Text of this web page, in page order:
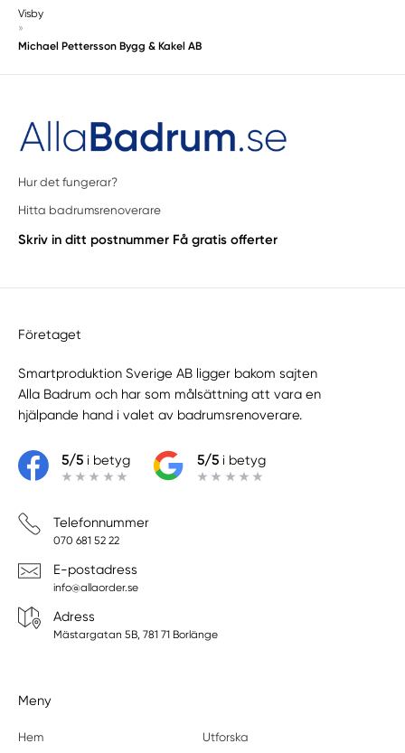
Visby
»
Michael Pettersson Bygg & Kakel AB
Hur det fungerar?
Hitta badrumsrenoverare
Skriv in ditt postnummer Få gratis offerter
Företaget
Smartproduktion Sverige AB ligger bakom sajten
Alla Badrum och har som målsättning att vara en
hjälpande hand i valet av badrumsrenoverare.
5/5i betyg 5/5i betyg
Telefonnummer
070 681 52 22
E-postadress
info@allaorder.se
Adress
Mästargatan 5B, 781 71 Borlänge
Meny
Hem Utforska